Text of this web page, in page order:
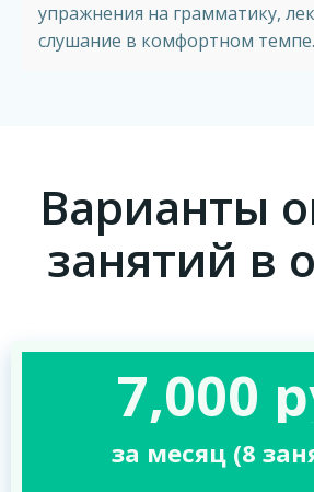
упражнения на грамматику,
слушание в комфортном темпе.
Варианты
занятий в
7,000
за месяц (8